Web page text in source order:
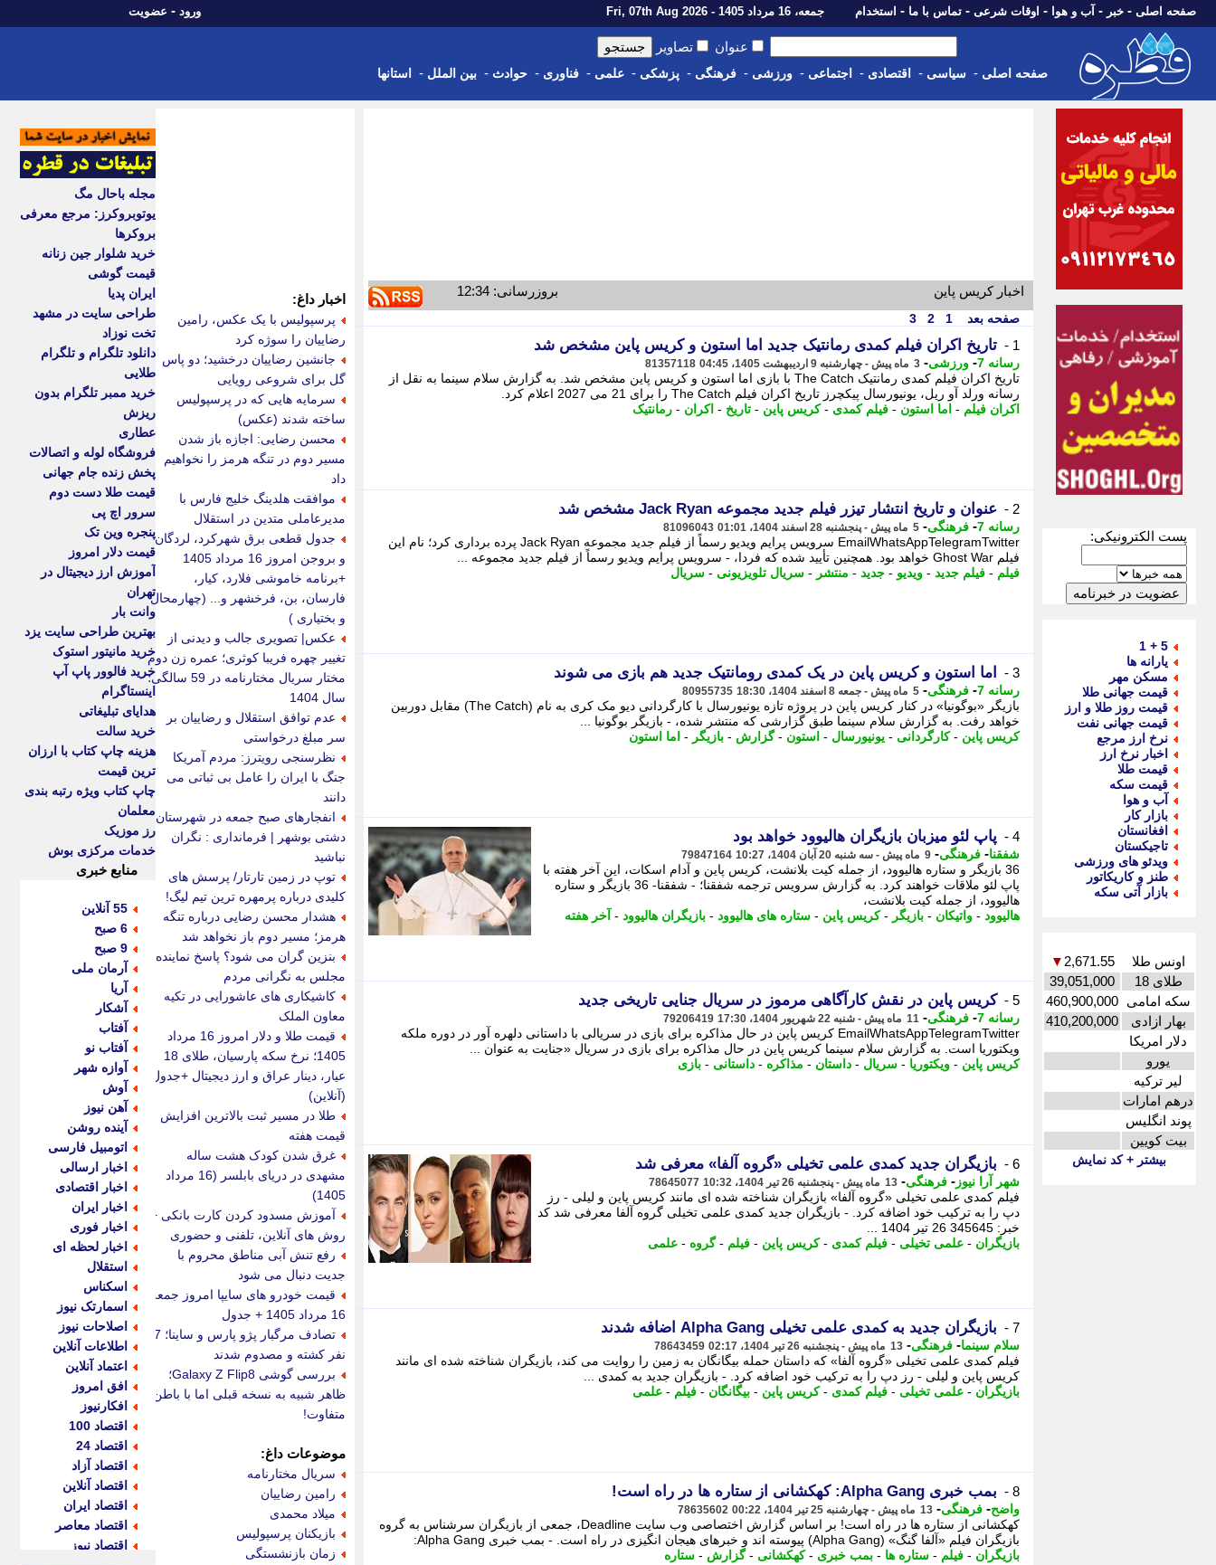
صفحه اصلی - خبر - آب و هوا - اوقات شرعی - تماس با ما - استخدام جمعه، 16 مرداد 1405 - Fri, 07th Aug 2026 ورود - عضویت
عنوان تصاویر
صفحه اصلی - سیاسی - اقتصادی - اجتماعی - ورزشی - فرهنگی - پزشکی - علمی - فناوری - حوادث - بین الملل - استانها
پست الکترونیکی:
5 + 1
یارانه ها
مسکن مهر
قیمت جهانی طلا
قیمت روز طلا و ارز
قیمت جهانی نفت
نرخ ارز مرجع
اخبار نرخ ارز
قیمت طلا
قیمت سکه
آب و هوا
بازار کار
افغانستان
تاجیکستان
ویدئو های ورزشی
طنز و کاریکاتور
بازار آتی سکه
اونس طلا 2,671.55
▼
طلای 18
39,051,000
سکه امامی 460,900,000
بهار ازادی
410,200,000
دلار امریکا
یورو
لیر ترکیه
درهم امارات
پوند انگلیس
بیت کویین
بیشتر + کد نمایش
اخبار کریس پاین بروزرسانی: 12:34
صفحه بعد 1
2
3
1 - تاریخ اکران فیلم کمدی رمانتیک جدید اما استون و کریس پاین مشخص شد
رسانه 7 - ورزشی- 3 ماه پیش - چهارشنبه 9 اردیبهشت 1405، 04:45 81357118
تاریخ اکران فیلم کمدی رمانتیک The Catch با بازی اما استون و کریس پاین مشخص شد. به گزارش سلام سینما به نقل از
رسانه ورلد آو ریل، یونیورسال پیکچرز تاریخ اکران فیلم The Catch را برای 21 می 2027 اعلام کرد.
اکران فیلم - اما استون - فیلم کمدی -کریس پاین - تاریخ - اکران - رمانتیک
2 - عنوان و تاریخ انتشار تیزر فیلم جدید مجموعه Jack Ryan مشخص شد
رسانه 7 - فرهنگی- 5 ماه پیش - پنجشنبه 28 اسفند 1404، 01:01 81096043
EmailWhatsAppTelegramTwitter سرویس پرایم ویدیو رسماً از فیلم جدید مجموعه Jack Ryan پرده برداری کرد؛ نام این
فیلم Ghost War خواهد بود. همچنین تأیید شده که فردا، - سرویس پرایم ویدیو رسماً از فیلم جدید مجموعه ...
فیلم - فیلم جدید - ویدیو - جدید - منتشر - سریال تلویزیونی - سریال
3 - اما استون و کریس پاین در یک کمدی رومانتیک جدید هم بازی می شوند
رسانه 7 - فرهنگی- 5 ماه پیش - جمعه 8 اسفند 1404، 18:30 80955735
بازیگر «بوگونیا» در کنار کریس پاین در پروژه تازه یونیورسال با کارگردانی دیو مک کری به نام (The Catch) مقابل دوربین
خواهد رفت. به گزارش سلام سینما طبق گزارشی که منتشر شده، - بازیگر بوگونیا ...
کریس پاین -کارگردانی - یونیورسال - استون -گزارش - بازیگر - اما استون
4 - پاپ لئو میزبان بازیگران هالیوود خواهد بود
شفقنا- فرهنگی- 9 ماه پیش - سه شنبه 20 آبان 1404، 10:27 79847164
36 بازیگر و ستاره هالیوود، از جمله کیت بلانشت، کریس پاین و آدام اسکات، این آخر هفته با
پاپ لئو ملاقات خواهند کرد. به گزارش سرویس ترجمه شفقنا؛ - شفقنا- 36 بازیگر و ستاره
هالیوود، از جمله کیت بلانشت،
هالیوود - واتیکان - بازیگر -کریس پاین - ستاره های هالیوود - بازیگران هالیوود - آخر هفته
5 - کریس پاین در نقش کارآگاهی مرموز در سریال جنایی تاریخی جدید
رسانه 7 - فرهنگی- 11 ماه پیش - شنبه 22 شهریور 1404، 17:30 79206419
EmailWhatsAppTelegramTwitter کریس پاین در حال مذاکره برای بازی در سریالی با داستانی دلهره آور در دوره ملکه
ویکتوریا است. به گزارش سلام سینما کریس پاین در حال مذاکره برای بازی در سریال «جنایت به عنوان ...
کریس پاین - ویکتوریا - سریال - داستان - مذاکره - داستانی - بازی
6 - بازیگران جدید کمدی علمی تخیلی «گروه آلفا» معرفی شد
شهر آرا نیوز - فرهنگی- 13 ماه پیش - پنجشنبه 26 تیر 1404، 10:32 78645077
فیلم کمدی علمی تخیلی «گروه آلفا» بازیگران شناخته شده ای مانند کریس پاین و لیلی - رز
دپ را به ترکیب خود اضافه کرد. - بازیگران جدید کمدی علمی تخیلی گروه آلفا معرفی شد کد
خبر: 345645 26 تیر 1404 ...
بازیگران - علمی تخیلی - فیلم کمدی -کریس پاین - فیلم -گروه - علمی
7 - بازیگران جدید به کمدی علمی تخیلی Alpha Gang اضافه شدند
سلام سینما- فرهنگی- 13 ماه پیش - پنجشنبه 26 تیر 1404، 02:17 78643459
فیلم کمدی علمی تخیلی «گروه آلفا» که داستان حمله بیگانگان به زمین را روایت می کند، بازیگران شناخته شده ای مانند
کریس پاین و لیلی - رز دپ را به ترکیب خود اضافه کرد. - بازیگران جدید به کمدی ...
بازیگران - علمی تخیلی - فیلم کمدی -کریس پاین - بیگانگان - فیلم - علمی
8 - بمب خبری Alpha Gang: کهکشانی از ستاره ها در راه است!
واضح- فرهنگی- 13 ماه پیش - چهارشنبه 25 تیر 1404، 00:22 78635602
کهکشانی از ستاره ها در راه است! بر اساس گزارش اختصاصی وب سایت Deadline، جمعی از بازیگران سرشناس به گروه
بازیگران فیلم «آلفا گنگ» (Alpha Gang) پیوسته اند و خبرهای هیجان انگیزی در راه است. - بمب خبری Alpha Gang:
بازیگران - فیلم - ستاره ها - بمب خبری -کهکشانی -گزارش - ستاره
اخبار داغ:
پرسپولیس با یک عکس، رامین
رضاییان را سوژه کرد
جانشین رضاییان درخشید؛ دو پاس
گل برای شروعی رویایی
سرمایه هایی که در پرسپولیس
ساخته شدند (عکس)
محسن رضایی: اجازه باز شدن
مسیر دوم در تنگه هرمز را نخواهیم
داد
موافقت هلدینگ خلیج فارس با
مدیرعاملی متدین در استقلال
جدول قطعی برق شهرکرد، لردگان
و بروجن امروز 16 مرداد 1405
+برنامه خاموشی فلارد، کیار،
فارسان، بن، فرخشهر و... (چهارمحال
و بختیاری )
عکس| تصویری جالب و دیدنی از
تغییر چهره فریبا کوثری؛ عمره زن دوم
مختار سریال مختارنامه در 59 سالگی؛
سال 1404
عدم توافق استقلال و رضاییان بر
سر مبلغ درخواستی
نظرسنجی رویترز: مردم آمریکا
جنگ با ایران را عامل بی ثباتی می
دانند
انفجارهای صبح جمعه در شهرستان
دشتی بوشهر | فرمانداری : نگران
نباشید
توپ در زمین تارتار/ پرسش های
کلیدی درباره پرمهره ترین تیم لیگ!
هشدار محسن رضایی درباره تنگه
هرمز؛ مسیر دوم باز نخواهد شد
بنزین گران می شود؟ پاسخ نماینده
مجلس به نگرانی مردم
کاشیکاری های عاشورایی در تکیه
معاون الملک
قیمت طلا و دلار امروز 16 مرداد
1405؛ نرخ سکه پارسیان، طلای 18
عیار، دینار عراق و ارز دیجیتال +جدول
(آنلاین)
طلا در مسیر ثبت بالاترین افزایش
قیمت هفته
غرق شدن کودک هشت ساله
مشهدی در دریای بابلسر (16 مرداد
1405)
آموزش مسدود کردن کارت بانکی +
روش های آنلاین، تلفنی و حضوری
رفع تنش آبی مناطق محروم با
جدیت دنبال می شود
قیمت خودرو های سایپا امروز جمعه
16 مرداد 1405 + جدول
تصادف مرگبار پژو پارس و ساینا؛ 7
نفر کشته و مصدوم شدند
بررسی گوشی Galaxy Z Flip8؛
ظاهر شبیه به نسخه قبلی اما با باطن
متفاوت!
موضوعات داغ:
سریال مختارنامه
رامین رضاییان
میلاد محمدی
بازیکنان پرسپولیس
زمان بازنشستگی
مجله باحال مگ
یوتوبروکرز: مرجع معرفی
بروکرها
خرید شلوار جین زنانه
قیمت گوشی
ایران پدیا
طراحی سایت در مشهد
تخت نوزاد
دانلود تلگرام و تلگرام
طلایی
خرید ممبر تلگرام بدون
ریزش
عطاری
فروشگاه لوله و اتصالات
پخش زنده جام جهانی
قیمت طلا دست دوم
سرور اچ پی
پنجره وین تک
قیمت دلار امروز
آموزش ارز دیجیتال در
تهران
وانت بار
بهترین طراحی سایت یزد
خرید مانیتور استوک
خرید فالوور پاپ آپ
اینستاگرام
هدایای تبلیغاتی
خرید سالت
هزینه چاپ کتاب با ارزان
ترین قیمت
چاپ کتاب ویژه رتبه بندی
معلمان
رز موزیک
خدمات مرکزی بوش
منابع خبری
55 آنلاین
6 صبح
9 صبح
آرمان ملی
آریا
آشکار
آفتاب
آفتاب نو
آوازه شهر
آوش
آهن نیوز
آینده روشن
اتومبیل فارسی
اخبار ارسالی
اخبار اقتصادی
اخبار ایران
اخبار فوری
اخبار لحظه ای
استقلال
اسکناس
اسمارتک نیوز
اصلاحات نیوز
اطلاعات آنلاین
اعتماد آنلاین
افق امروز
افکارنیوز
اقتصاد 100
اقتصاد 24
اقتصاد آزاد
اقتصاد آنلاین
اقتصاد ایران
اقتصاد معاصر
اقتصاد نیوز